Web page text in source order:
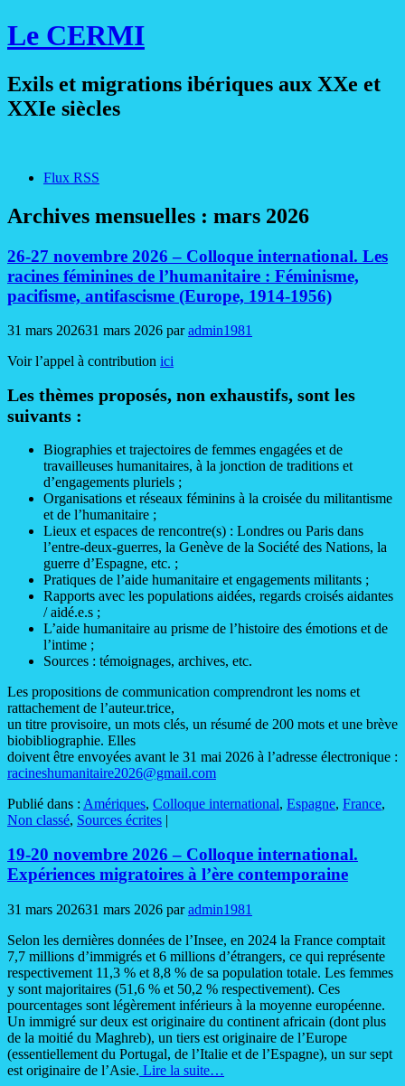
Le CERMI
Exils et migrations ibériques aux XXe et
XXIe siècles
Flux RSS
Archives mensuelles : mars 2026
26-27 novembre 2026 – Colloque international. Les
racines féminines de l’humanitaire : Féminisme,
pacifisme, antifascisme (Europe, 1914-1956)
31 mars 202631 mars 2026 paradmin1981
Voir l’appel à contribution ici
Les thèmes proposés, non exhaustifs, sont les
suivants :
Biographies et trajectoires de femmes engagées et de
travailleuses humanitaires, à la jonction de traditions et
d’engagements pluriels ;
Organisations et réseaux féminins à la croisée du militantisme
et de l’humanitaire ;
Lieux et espaces de rencontre(s) : Londres ou Paris dans
l’entre-deux-guerres, la Genève de la Société des Nations, la
guerre d’Espagne, etc. ;
Pratiques de l’aide humanitaire et engagements militants ;
Rapports avec les populations aidées, regards croisés aidantes
/ aidé.e.s ;
L’aide humanitaire au prisme de l’histoire des émotions et de
l’intime ;
Sources : témoignages, archives, etc.
Les propositions de communication comprendront les noms et
rattachement de l’auteur.trice,
un titre provisoire, un mots clés, un résumé de 200 mots et une brève
biobibliographie. Elles
doivent être envoyées avant le 31 mai 2026 à l’adresse électronique :
racineshumanitaire2026@gmail.com
Publié dans : Amériques, Colloque international, Espagne, France,
Non classé, Sources écrites |
19-20 novembre 2026 – Colloque international.
Expériences migratoires à l’ère contemporaine
31 mars 202631 mars 2026 paradmin1981
Selon les dernières données de l’Insee, en 2024 la France comptait
7,7 millions d’immigrés et 6 millions d’étrangers, ce qui représente
respectivement 11,3 % et 8,8 % de sa population totale. Les femmes
y sont majoritaires (51,6 % et 50,2 % respectivement). Ces
pourcentages sont légèrement inférieurs à la moyenne européenne.
Un immigré sur deux est originaire du continent africain (dont plus
de la moitié du Maghreb), un tiers est originaire de l’Europe
(essentiellement du Portugal, de l’Italie et de l’Espagne), un sur sept
est originaire de l’Asie. Lire la suite…